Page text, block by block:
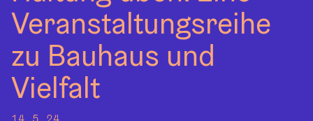
Veranstaltungsreihe
zu Bauhaus und
Vielfalt